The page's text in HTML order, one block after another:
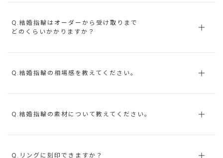
Q.結婚指輪はオーダーから受け取りまで
どのくらいかかりますか？
Q.結婚指輪の相場感を教えてください。
Q.結婚指輪の素材について教えてください。
Q.リングに刻印できますか？